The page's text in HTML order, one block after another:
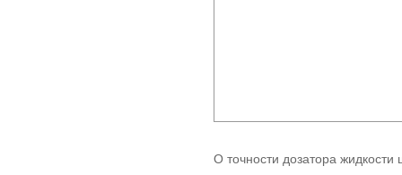
О точности дозатора